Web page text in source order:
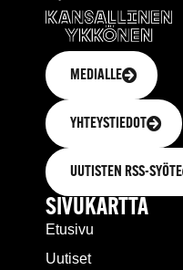
MEDIALLE
YHTEYSTIEDOT
UUTISTEN RSS-SYÖTE
SIVUKARTTA
Etusivu
Uutiset